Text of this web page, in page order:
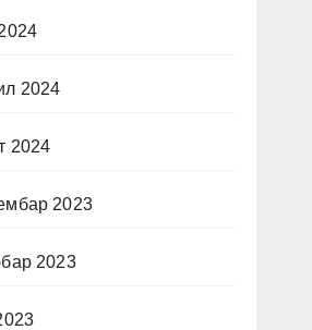
2024
2024
2023
2023